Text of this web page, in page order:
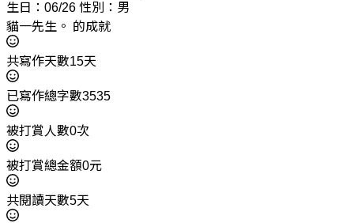
生日：06/26 性別：男
貓一先生。 的成就
共寫作天數15天
已寫作總字數3535
被打賞人數0次
被打賞總金額0元
共閱讀天數5天